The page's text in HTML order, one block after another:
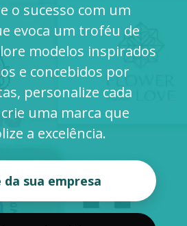
SESSÃO
o sucesso com um
evoca um troféu de
modelos inspirados
e concebidos por
personalize cada
uma marca que
a excelência.